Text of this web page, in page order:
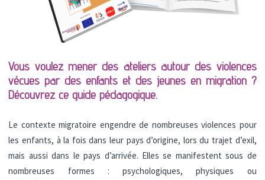
Vous voulez mener des ateliers autour des violences
vécues par des enfants et des jeunes en migration ?
Découvrez ce guide pédagogique.
Le contexte migratoire engendre de nombreuses violences pour
les enfants, à la fois dans leur pays d’origine, lors du trajet d’exil,
mais aussi dans le pays d’arrivée. Elles se manifestent sous de
nombreuses formes : psychologiques, physiques ou